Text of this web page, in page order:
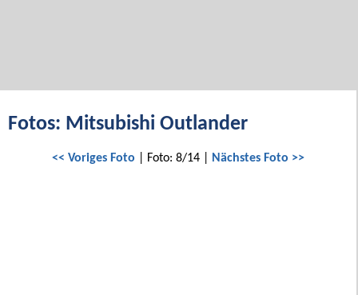
Fotos: Mitsubishi Outlander
<< Voriges Foto | Foto: 8/14 | Nächstes Foto >>